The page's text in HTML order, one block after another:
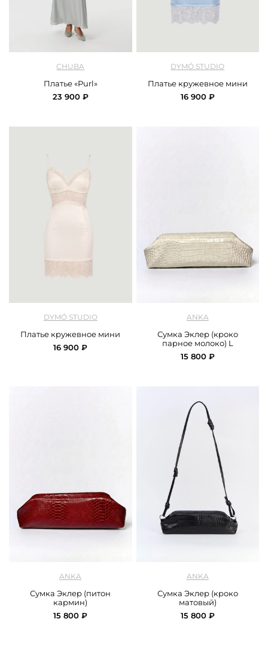
CHUBA
Платье «Purl»
23 900 ₽
DYMÓ STUDIO
Платье кружевное мини
16 900 ₽
DYMÓ STUDIO
Платье кружевное мини
16 900 ₽
ANKA
Сумка Эклер (кроко
парное молоко) L
15 800 ₽
ANKA
Сумка Эклер (питон
кармин)
15 800 ₽
ANKA
Сумка Эклер (кроко
матовый)
15 800 ₽